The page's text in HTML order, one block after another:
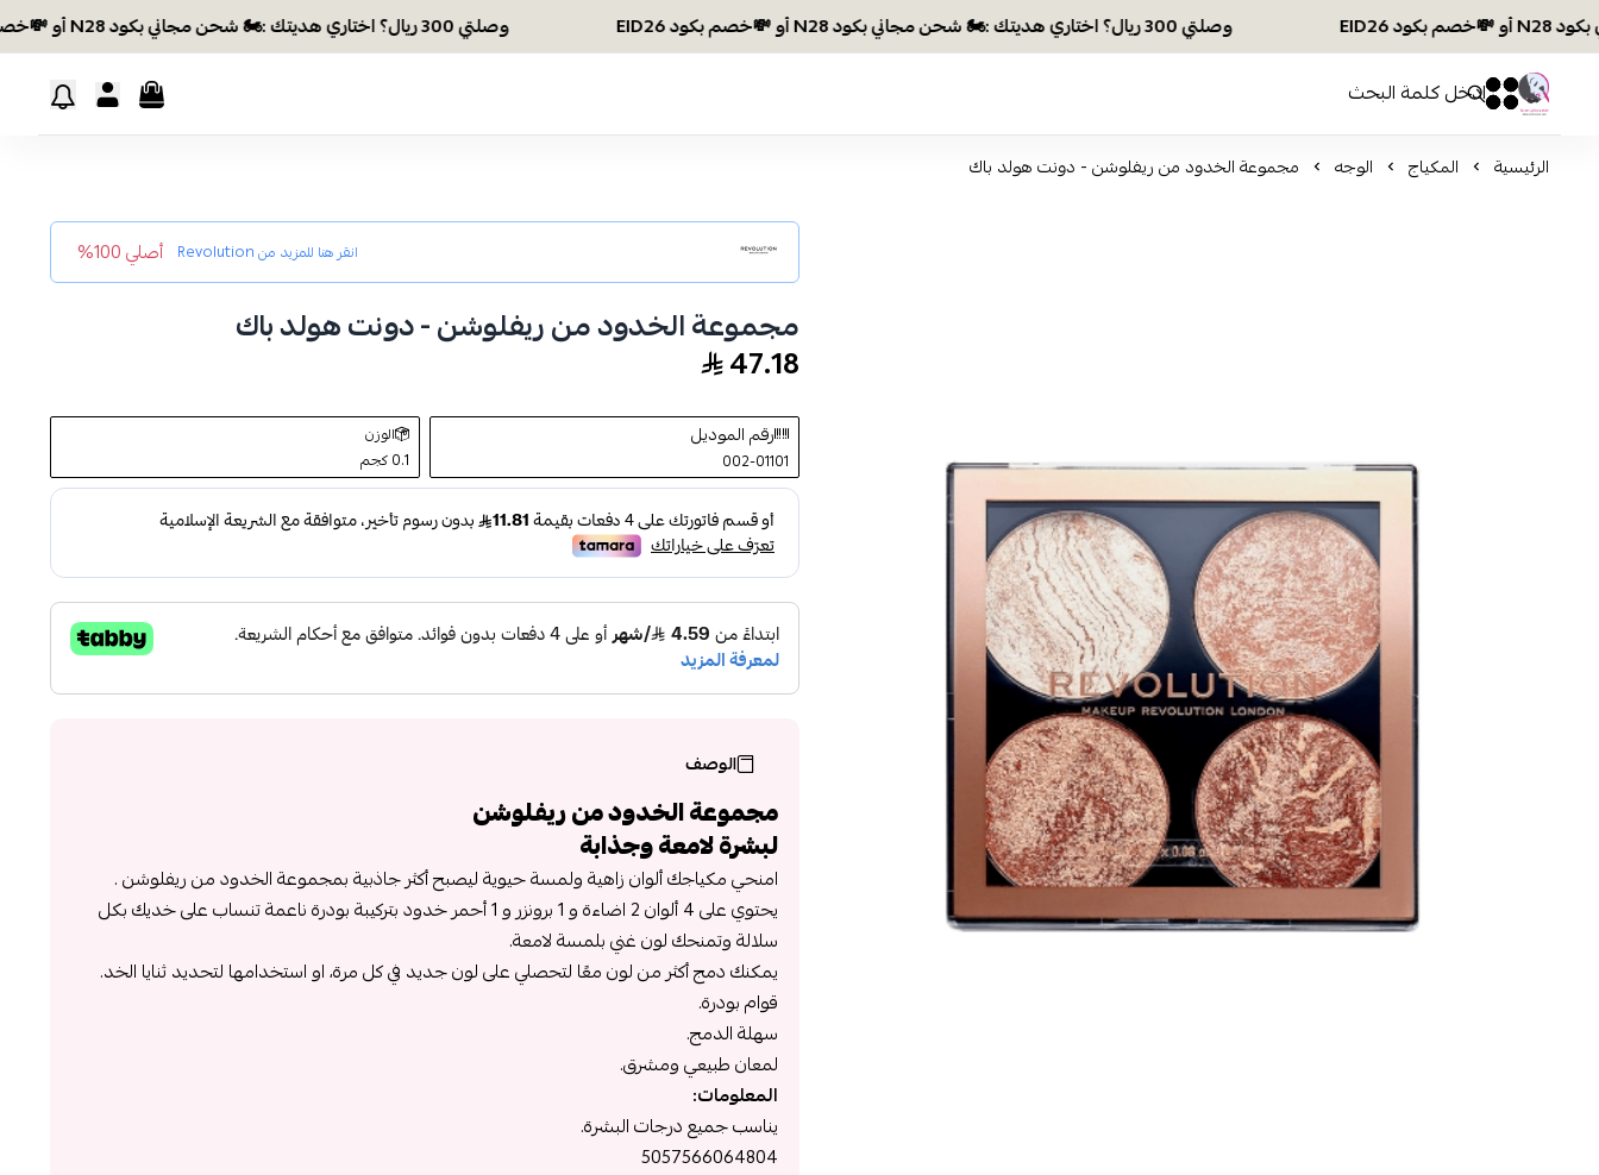
وصلتي 300 ريال؟ اختاري هديتك :🏍 شحن مجاني بكود N28 أو 💸خصم بكود EID26 وصلتي 300 ريال؟ اختاري هديتك :🏍 شحن مجاني بكود N28 أو 💸خصم بكود EID26
افكار ومخازن العناية
0 0
الرئيسية المكياج الوجه مجموعة الخدود من ريفلوشن - دونت هولد باك
انقر هنا للمزيد منRevolution أصلي 100%
مجموعة الخدود من ريفلوشن - دونت هولد باك
47.18
رقم الموديل
002-01101
الوزن
0.1 كجم
الوصف
مجموعة الخدود من ريفلوشن
لبشرة لامعة وجذابة
امنحي مكياجك ألوان زاهية ولمسة حيوية ليصبح أكثر جاذبية بمجموعة الخدود من ريفلوشن .
يحتوي على 4 ألوان 2 اضاءة و 1 برونزر و 1 أحمر خدود بتركيبة بودرة ناعمة تنساب على خديك بكل
سلالة وتمنحك لون غني بلمسة لامعة.
يمكنك دمج أكثر من لون معًا لتحصلي على لون جديد في كل مرة، او استخدامها لتحديد ثنايا الخد.
قوام بودرة.
سهلة الدمج.
لمعان طبيعي ومشرق.
المعلومات:
يناسب جميع درجات البشرة.
5057566064804